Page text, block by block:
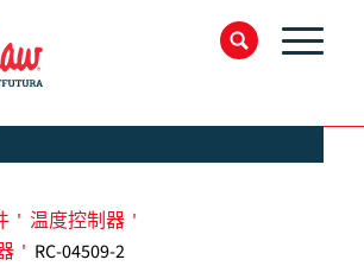
' 温度控制器 '
' RC-04509-2